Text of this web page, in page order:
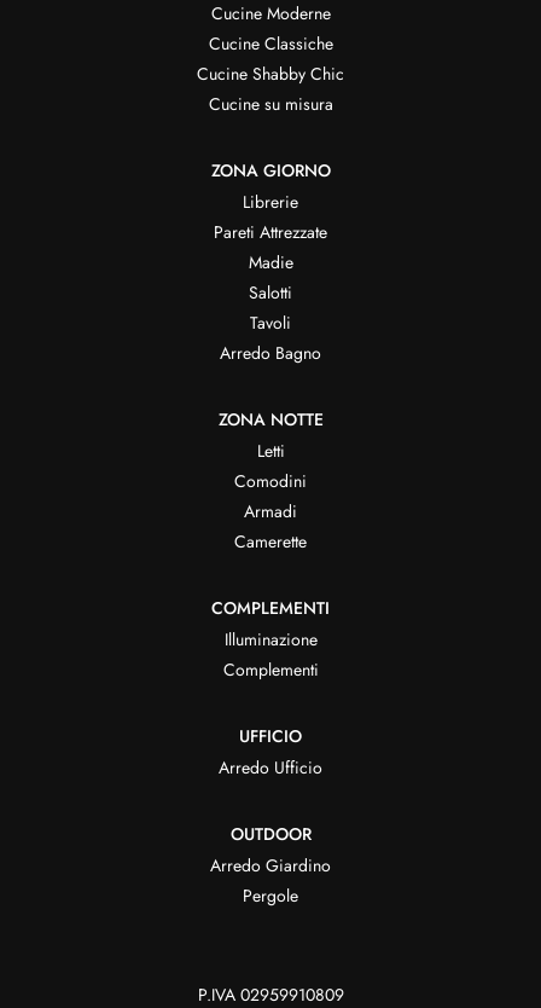
Cucine Moderne
Cucine Classiche
Cucine Shabby Chic
Cucine su misura
ZONA GIORNO
Librerie
Pareti Attrezzate
Madie
Salotti
Tavoli
Arredo Bagno
ZONA NOTTE
Letti
Comodini
Armadi
Camerette
COMPLEMENTI
Illuminazione
Complementi
UFFICIO
Arredo Ufficio
OUTDOOR
Arredo Giardino
Pergole
P.IVA 02959910809